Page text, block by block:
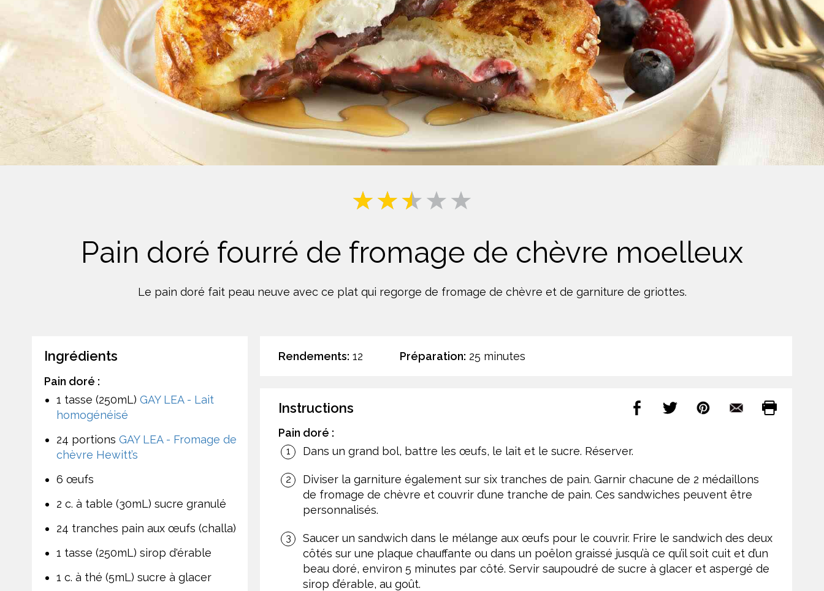
Crème Fouettée Desserts
Boissons
Biscuits
Lait
Pain doré fourré de fromage de chèvre moelleux
Le pain doré fait peau neuve avec ce plat qui regorge de fromage de chèvre et de garniture de griottes.
Rendements: 12 Préparation: 25 minutes
Instructions
Pain doré :
Dans un grand bol, battre les œufs, le lait et le sucre. Réserver.
Diviser la garniture également sur six tranches de pain. Garnir chacune de 2 médaillons
de fromage de chèvre et couvrir d’une tranche de pain. Ces sandwiches peuvent être
personnalisés.
Saucer un sandwich dans le mélange aux œufs pour le couvrir. Frire le sandwich des deux
côtés sur une plaque chauffante ou dans un poêlon graissé jusqu’à ce qu’il soit cuit et d’un
beau doré, environ 5 minutes par côté. Servir saupoudré de sucre à glacer et aspergé de
sirop d’érable, au goût.
Ingrédients
Pain doré :
1 tasse (250mL) GAY LEA - Lait
homogénéisé
24 portions GAY LEA - Fromage de
chèvre Hewitt’s
6 œufs
2 c. à table (30mL) sucre granulé
24 tranches pain aux œufs (challa)
1 tasse (250mL) sirop d'érable
1 c. à thé (5mL) sucre à glacer